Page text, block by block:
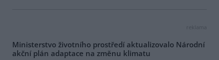
reklama
Ministerstvo životního prostředí aktualizovalo Národní
akční plán adaptace na změnu klimatu